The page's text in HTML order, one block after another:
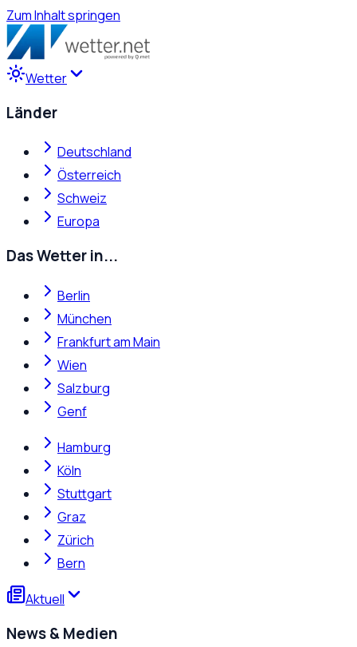
Zum Inhalt springen
Wetter
Länder
Deutschland
Österreich
Schweiz
Europa
Das Wetter in...
Berlin
München
Frankfurt am Main
Wien
Salzburg
Genf
Hamburg
Köln
Stuttgart
Graz
Zürich
Bern
Aktuell
News & Medien